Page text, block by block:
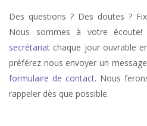
Des questions ? Des doutes ?
Nous sommes à votre écoute!
secrétariat chaque jour ouvrable
préférez nous envoyer un
formulaire de contact. Nous
rappeler dès que possible.